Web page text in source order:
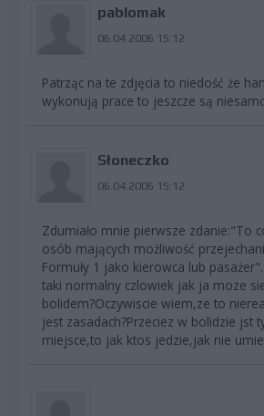
pablomak
06.04.2006 15:12
Patrząc na te zdjęcia to niedość że
wykonują prace to jeszcze są
Słoneczko
06.04.2006 15:12
Zdumiało mnie pierwsze zdanie:"To
osób mających możliwość
Formuły 1 jako kierowca lub
taki normalny czlowiek jak ja moze
bolidem?Oczywiscie wiem,ze to
jest zasadach?Przeciez w bolidzie jst
miejsce,to jak ktos jedzie,jak nie